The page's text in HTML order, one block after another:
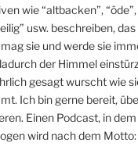
wie “altbacken”, “öde”,
usw. beschreiben,
sie und werde sie
der Himmel
gesagt wurscht wie
Ich bin gerne bereit,
Einen Podcast, in
wird nach dem